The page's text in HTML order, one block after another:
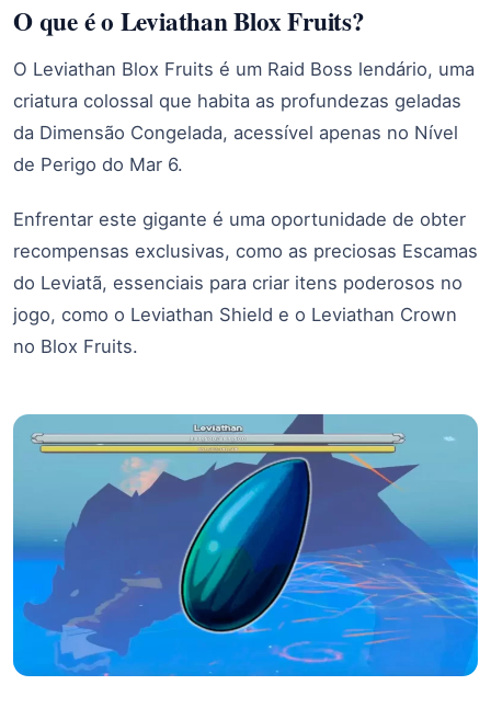
O que é o Leviathan Blox Fruits?
O Leviathan Blox Fruits é um Raid Boss lendário, uma
criatura colossal que habita as profundezas geladas
da Dimensão Congelada, acessível apenas no Nível
de Perigo do Mar 6.
Enfrentar este gigante é uma oportunidade de obter
recompensas exclusivas, como as preciosas Escamas
do Leviatã, essenciais para criar itens poderosos no
jogo, como o Leviathan Shield e o Leviathan Crown
no Blox Fruits.